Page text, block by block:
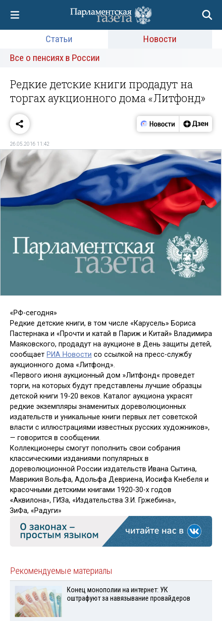
Статьи
Новости
Все о пенсиях в России
Редкие детские книги продадут на
торгах аукционного дома «Литфонд»
26.05.2016 11:42
«РФ-сегодня»
Редкие детские книги, в том числе «Карусель» Бориса
Пастернака и «Прочти и катай в Париж и Китай» Владимира
Маяковского, продадут на аукционе в День защиты детей,
сообщает РИА Новости со ссылкой на пресс-службу
аукционного дома «Литфонд».
«Первого июня аукционный дом »Литфонд« проведет
торги, на которых будут представлены лучшие образцы
детской книги 19-20 веков. Каталог аукциона украсят
редкие экземпляры знаменитых дореволюционных
издательств и уникальные книги первых лет советской
власти с иллюстрациями известных русских художников»,
— говорится в сообщении.
Коллекционеры смогут пополнить свои собрания
классическими изданиями популярных в
дореволюционной России издательств Ивана Сытина,
Маврикия Вольфа, Адольфа Девриена, Иосифа Кнебеля и
красочными детскими книгами 1920-30-х годов
«Аквилона», ГИЗа, «Издательства З.И. Гржебина»,
ЗиФа, «Радуги»
Рекомендуемые материалы
Конец монополии на интернет: УК
оштрафуют за навязывание провайдеров